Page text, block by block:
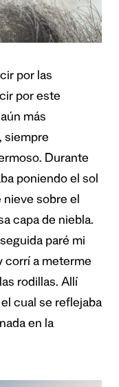
por las
por este
más
siempre
Durante
poniendo el sol
sobre el
capa de niebla.
paré mi
corrí a meterme
rodillas. Allí
cual se reflejaba
en la